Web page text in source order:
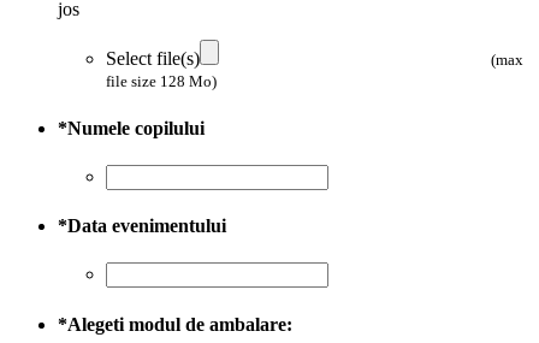
jos
Select file(s)
(max
file size 128 Mo)
*Numele copilului
*Data evenimentului
*Alegeti modul de ambalare: